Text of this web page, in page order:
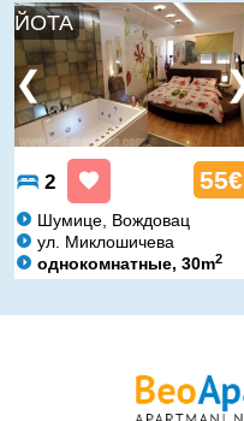
ЙОТА
2 55€
Шумице, Вождовац
ул. Миклошичева
однокомнатные, 30m2